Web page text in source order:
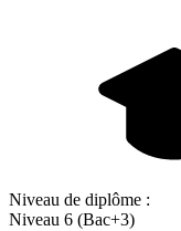
Niveau de diplôme :
Niveau 6 (Bac+3)